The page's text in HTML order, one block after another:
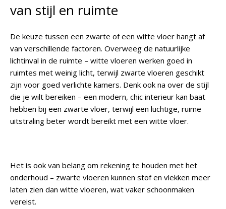
van stijl en ruimte
De keuze tussen een zwarte of een witte vloer hangt af
van verschillende factoren. Overweeg de natuurlijke
lichtinval in de ruimte – witte vloeren werken goed in
ruimtes met weinig licht, terwijl zwarte vloeren geschikt
zijn voor goed verlichte kamers. Denk ook na over de stijl
die je wilt bereiken – een modern, chic interieur kan baat
hebben bij een zwarte vloer, terwijl een luchtige, ruime
uitstraling beter wordt bereikt met een witte vloer.
Het is ook van belang om rekening te houden met het
onderhoud – zwarte vloeren kunnen stof en vlekken meer
laten zien dan witte vloeren, wat vaker schoonmaken
vereist.